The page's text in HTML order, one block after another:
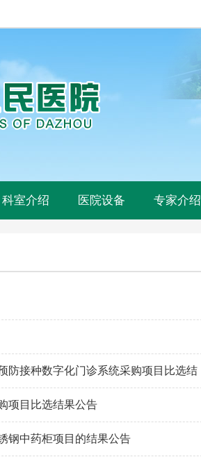
科室介绍 医院设备 专家介绍
防接种数字化门诊系统采购项目比选结
项目比选结果公告
钢中药柜项目的结果公告